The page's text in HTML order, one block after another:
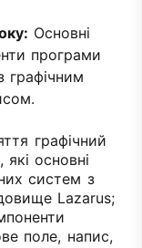
Основні
програми
графічним
графічний
основні
систем з
Lazarus;
поле, напис,